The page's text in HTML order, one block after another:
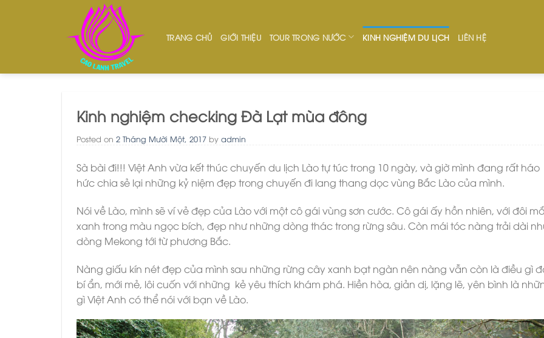
TRANG CHỦ GIỚI THIỆU TOUR TRONG NƯỚC KINH NGHIỆM DU LỊCH LIÊN HỆ
Kinh nghiệm checking Đà Lạt mùa đông
Posted on 2 Tháng Mười Một, 2017 by admin
Sà bài đi!!! Việt Anh vừa kết thúc chuyến du lịch Lào tự túc trong 10 ngày, và giờ mình đang rất háo
hức chia sẻ lại những kỷ niệm đẹp trong chuyến đi lang thang dọc vùng Bắc Lào của mình.
Nói về Lào, mình sẽ ví vẻ đẹp của Lào với một cô gái vùng sơn cước. Cô gái ấy hồn nhiên, với đôi
xanh trong màu ngọc bích, đẹp như những dòng thác trong rừng sâu. Còn mái tóc nàng trải dài
dòng Mekong tới từ phương Bắc.
Nàng giấu kín nét đẹp của mình sau những rừng cây xanh bạt ngàn nên nàng vẫn còn là điều gì
bí ẩn, mới mẻ, lôi cuốn với những kẻ yêu thích khám phá. Hiền hòa, giản dị, lặng lẽ, yên bình là
gì Việt Anh có thể nói với bạn về Lào.